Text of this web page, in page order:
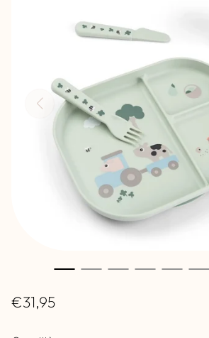
P
€31,95